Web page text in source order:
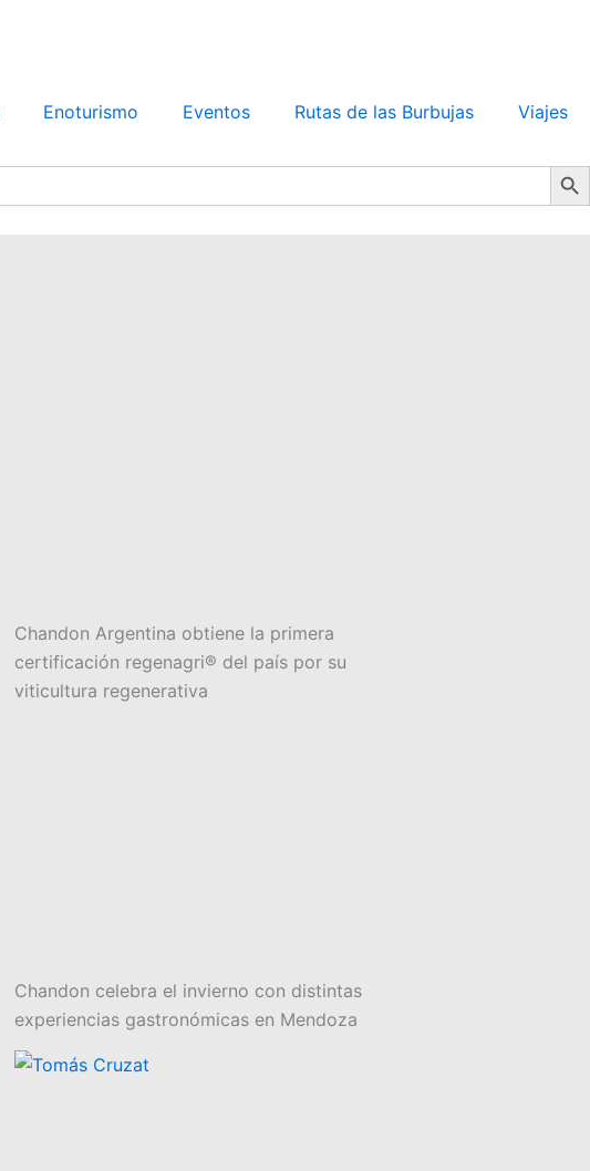
Enoturismo Eventos Rutas de las Burbujas Viajes
Search
Chandon Argentina obtiene la primera
certificación regenagri® del país por su
viticultura regenerativa
Chandon celebra el invierno con distintas
experiencias gastronómicas en Mendoza